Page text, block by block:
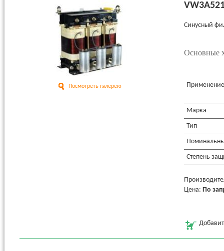
Посмотреть галерею
Синусный
Основные
Применение
Марка
Тип
Степень
Цена: По